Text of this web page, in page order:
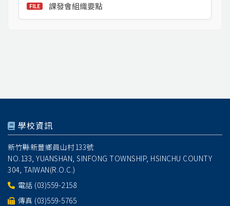
課發會組織要點
學校資訊
新竹縣新豐鄉員山村133號
NO.133, YUANSHAN, SINFONG TOWNSHIP, HSINCHU COUNTY
304, TAIWAN(R.O.C.)
電話 (03)559-2158
傳真 (03)559-5765